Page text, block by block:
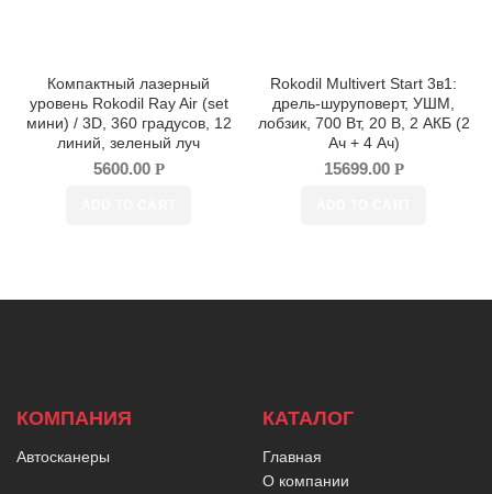
Компактный лазерный
уровень Rokodil Ray Air (set
мини) / 3D, 360 градусов, 12
линий, зеленый луч
5600.00 Р
Rokodil Multivert Start 3в1:
дрель-шуруповерт, УШМ,
лобзик, 700 Вт, 20 В, 2 АКБ (2
Ач + 4 Ач)
15699.00 Р
КОМПАНИЯ
Автосканеры
КАТАЛОГ
Главная
О компании